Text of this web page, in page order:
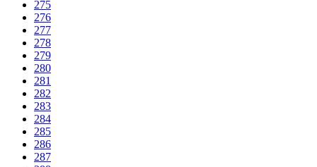
275
276
277
278
279
280
281
282
283
284
285
286
287